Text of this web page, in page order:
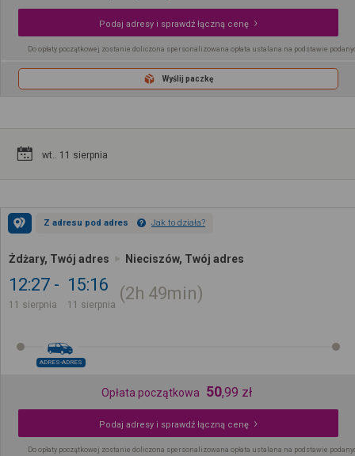
Podaj adresy i sprawdź łączną cenę
Do opłaty początkowej zostanie doliczona spersonalizowana opłata ustalana na podstawie
Wyślij paczkę
wt.. 11 sierpnia
Z adresu pod adres Jak to działa?
Żdżary, Twój adres Nieciszów, Twój adres
12:27
11 sierpnia
15:16
11 sierpnia
2h 49min
ADRES-ADRES
Opłata początkowa 50,99 zł
Podaj adresy i sprawdź łączną cenę
Do opłaty początkowej zostanie doliczona spersonalizowana opłata ustalana na podstawie